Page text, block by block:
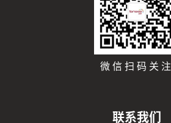
微信扫码关注
联系我们